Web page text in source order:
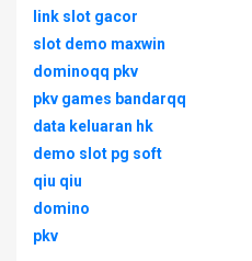
link slot gacor
slot demo maxwin
dominoqq pkv
pkv games bandarqq
data keluaran hk
demo slot pg soft
qiu qiu
domino
pkv